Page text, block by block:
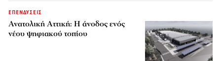
ΕΠΕΝΔΥΣΕΙΣ
Ανατολική Αττική: Η άνοδος ενός
νέου ψηφιακού τοπίου